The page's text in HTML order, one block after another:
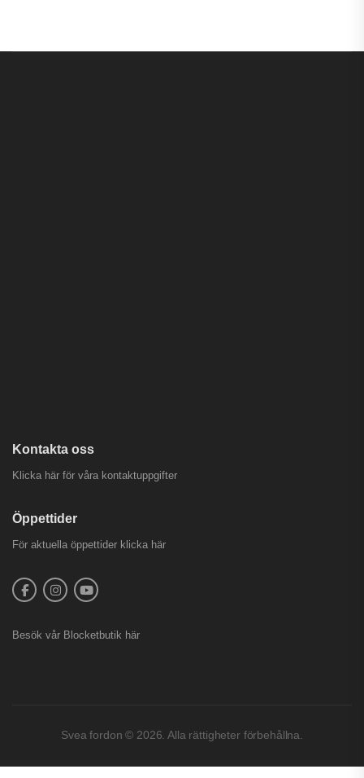
Kontakta oss
Klicka här för våra kontaktuppgifter
Öppettider
För aktuella öppettider klicka här
Besök vår Blocketbutik här
Svea fordon © 2026. Alla rättigheter förbehållna.